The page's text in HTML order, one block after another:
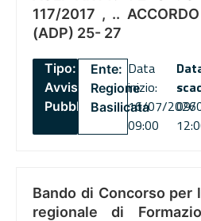
117/2017 , ..
(ADP) 25- 27
Tipo:
Avviso
Pubblico
Ente:
Regione
Basilicata
Data
inizio:
16/07/2026
09:00
09/
Bando di Concorso per
regionale di